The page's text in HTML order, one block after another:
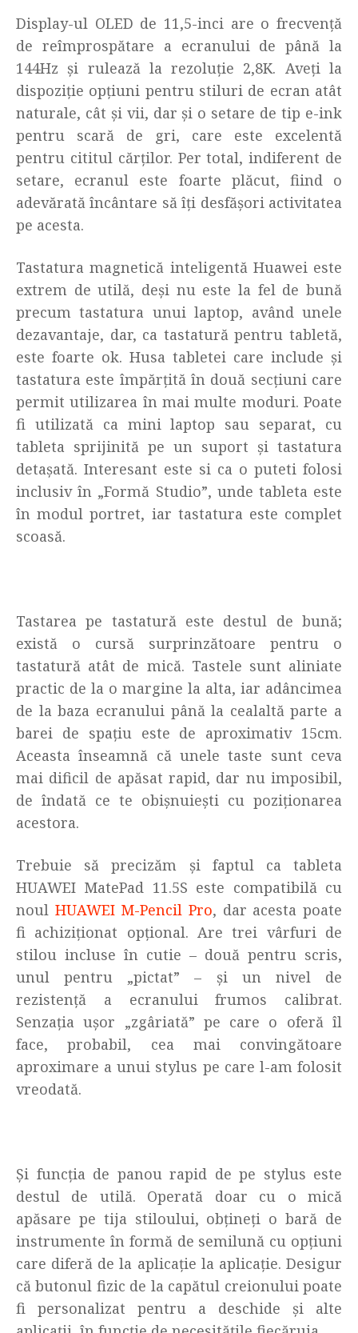
Display-ul OLED de 11,5-inci are o frecvență
de reîmprospătare a ecranului de până la
144Hz și rulează la rezoluție 2,8K. Aveți la
dispoziție opțiuni pentru stiluri de ecran atât
naturale, cât și vii, dar și o setare de tip e-ink
pentru scară de gri, care este excelentă
pentru cititul cărților. Per total, indiferent de
setare, ecranul este foarte plăcut, fiind o
adevărată încântare să îți desfășori activitatea
pe acesta.
Tastatura magnetică inteligentă Huawei este
extrem de utilă, deși nu este la fel de bună
precum tastatura unui laptop, având unele
dezavantaje, dar, ca tastatură pentru tabletă,
este foarte ok. Husa tabletei care include și
tastatura este împărțită în două secțiuni care
permit utilizarea în mai multe moduri. Poate
fi utilizată ca mini laptop sau separat, cu
tableta sprijinită pe un suport și tastatura
detașată. Interesant este si ca o puteti folosi
inclusiv în „Formă Studio”, unde tableta este
în modul portret, iar tastatura este complet
scoasă.
Tastarea pe tastatură este destul de bună;
există o cursă surprinzătoare pentru o
tastatură atât de mică. Tastele sunt aliniate
practic de la o margine la alta, iar adâncimea
de la baza ecranului până la cealaltă parte a
barei de spațiu este de aproximativ 15cm.
Aceasta înseamnă că unele taste sunt ceva
mai dificil de apăsat rapid, dar nu imposibil,
de îndată ce te obișnuiești cu poziționarea
acestora.
Trebuie să precizăm și faptul ca tableta
HUAWEI MatePad 11.5S este compatibilă cu
noul HUAWEI M-Pencil Pro, dar acesta poate
fi achiziționat opțional. Are trei vârfuri de
stilou incluse în cutie – două pentru scris,
unul pentru „pictat” – și un nivel de
rezistență a ecranului frumos calibrat.
Senzația ușor „zgâriată” pe care o oferă îl
face, probabil, cea mai convingătoare
aproximare a unui stylus pe care l-am folosit
vreodată.
Și funcția de panou rapid de pe stylus este
destul de utilă. Operată doar cu o mică
apăsare pe tija stiloului, obțineți o bară de
instrumente în formă de semilună cu opțiuni
care diferă de la aplicație la aplicație. Desigur
că butonul fizic de la capătul creionului poate
fi personalizat pentru a deschide și alte